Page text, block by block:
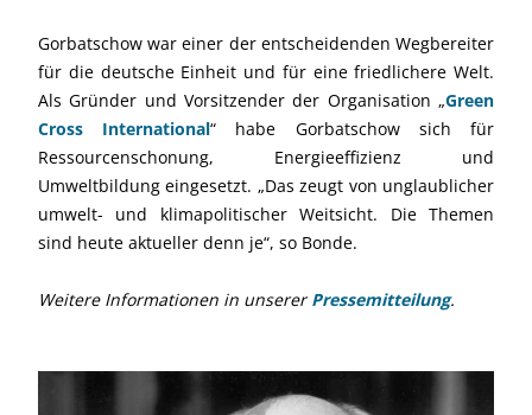
Gorbatschow war einer der entscheidenden Wegbereiter
für die deutsche Einheit und für eine friedlichere Welt.
Als Gründer und Vorsitzender der Organisation „Green
Cross International“ habe Gorbatschow sich für
Ressourcenschonung, Energieeffizienz und
Umweltbildung eingesetzt. „Das zeugt von unglaublicher
umwelt- und klimapolitischer Weitsicht. Die Themen
sind heute aktueller denn je“, so Bonde.
Weitere Informationen in unsererPressemitteilung.